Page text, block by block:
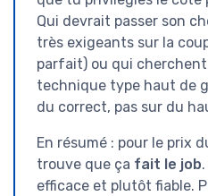
Qui devrait passer son
très exigeants sur la
parfait) ou qui
technique type haut de
du correct, pas sur du
En résumé : pour le prix
trouve que ça fait le job
efficace et plutôt fiable.